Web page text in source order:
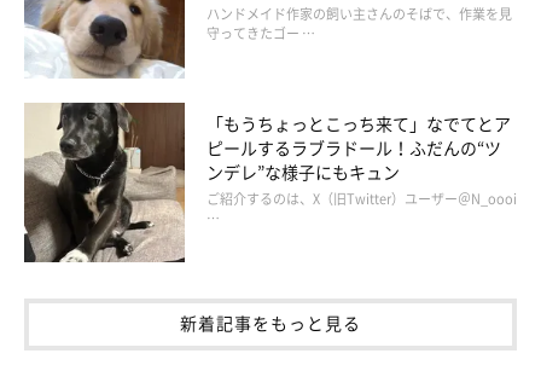
ハンドメイド作家の飼い主さんのそばで、作業を見
守ってきたゴー …
「もうちょっとこっち来て」なでてとア
ピールするラブラドール！ふだんの“ツ
ンデレ”な様子にもキュン
ご紹介するのは、X（旧Twitter）ユーザー＠N_oooi
…
新着記事をもっと見る